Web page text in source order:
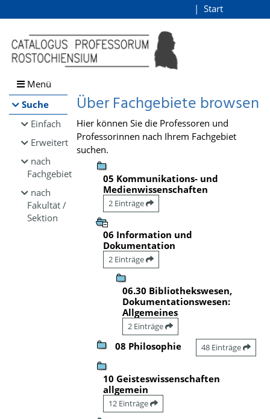
Browsen
direkt zum Inhalt
Start
Menü
Suche
Einfach
Erweitert
nach
Fachgebiet
nach
Fakultät /
Sektion
Über Fachgebiete browsen
Hier können Sie die Professoren und
Professorinnen nach Ihrem Fachgebiet
suchen.
05 Kommunikations- und
Medienwissenschaften
2 Einträge
06 Information und
Dokumentation
2 Einträge
06.30 Bibliothekswesen,
Dokumentationswesen:
Allgemeines
2 Einträge
08 Philosophie 48 Einträge
10 Geisteswissenschaften
allgemein
12 Einträge